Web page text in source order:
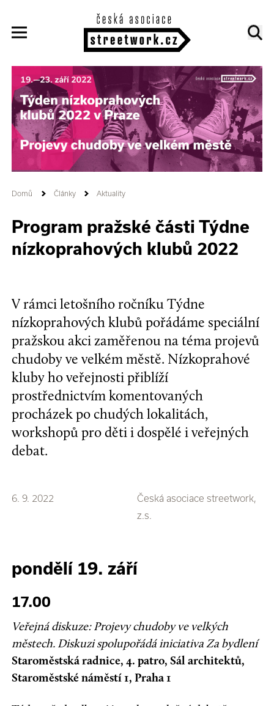
Domů Články Aktuality
Program pražské části Týdne
nízkoprahových klubů 2022
V rámci letošního ročníku Týdne
nízkoprahových klubů pořádáme speciální
pražskou akci zaměřenou na téma projevů
chudoby ve velkém městě. Nízkoprahové
kluby ho veřejnosti přiblíží
prostřednictvím komentovaných
procházek po chudých lokalitách,
workshopů pro děti i dospělé i veřejných
debat.
6. 9. 2022
Česká asociace streetwork,
z.s.
pondělí 19. září
17.00
Veřejná diskuze: Projevy chudoby ve velkých
městech. Diskuzi spolupořádá iniciativa Za bydlení
Staroměstská radnice, 4. patro, Sál architektů,
Staroměstské náměstí 1, Praha 1